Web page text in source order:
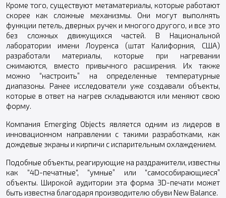
Кроме того, существуют метаматериалы, которые работают
скорее как сложные механизмы. Они могут выполнять
функции петель, дверных ручек и многого другого, и все это
без сложных движущихся частей. В Национальной
лаборатории имени Лоуренса (штат Калифорния, США)
разработали материалы, которые при нагревании
сжимаются, вместо привычного расширения. Их также
можно “настроить” на определенные температурные
диапазоны. Ранее исследователи уже создавали объекты,
которые в ответ на нагрев складываются или меняют свою
форму.
Компания Emerging Objects является одним из лидеров в
инновационном направлении с такими разработками, как
дождевые экраны и кирпичи с испарительным охлаждением.
Подобные объекты, реагирующие на раздражители, известны
как “4D-печатные“, “умные” или “самособирающиеся”
объекты. Широкой аудитории эта форма 3D-печати может
быть известна благодаря производителю обуви New Balance.